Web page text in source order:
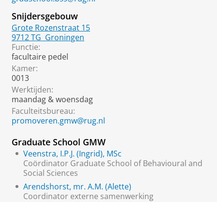
Snijdersgebouw
Grote Rozenstraat 15
9712 TG Groningen
Functie:
facultaire pedel
Kamer:
0013
Werktijden:
maandag & woensdag
Faculteitsbureau:
promoveren.gmw@rug.nl
Graduate School GMW
Veenstra, I.P.J. (Ingrid), MSc
Coördinator Graduate School of Behavioural and
Social Sciences
Arendshorst, mr. A.M. (Alette)
Coordinator externe samenwerking